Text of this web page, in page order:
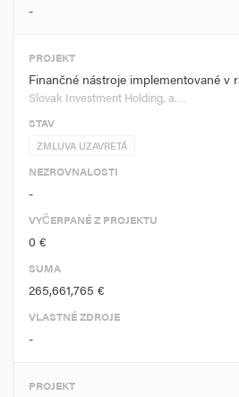
-
PROJEKT
Finančné nástroje implementované v
Slovak Investment Holding, a.…
STAV
ZMLUVA UZAVRETÁ
NEZROVNALOSTI
-
VYČERPANÉ Z PROJEKTU
0 €
SUMA
265,661,765 €
VLASTNÉ ZDROJE
-
PROJEKT